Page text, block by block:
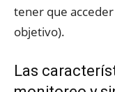
tener que
objetivo).
Las